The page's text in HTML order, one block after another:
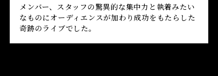
メンバー、スタッフの驚異的な集中力と執着みたい
なものにオーディエンスが加わり成功をもたらした
奇跡のライブでした。